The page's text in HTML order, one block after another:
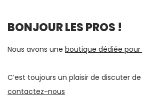
BONJOUR LES PROS !
Nous avons une boutique dédiée pour
C’est toujours un plaisir de discuter
contactez-nous